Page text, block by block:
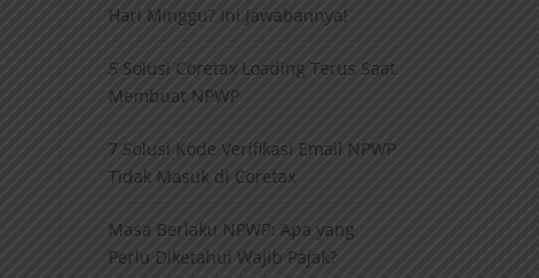
Hari Minggu? Ini Jawabannya!
5 Solusi Coretax Loading Terus Saat
Membuat NPWP
7 Solusi Kode Verifikasi Email NPWP
Tidak Masuk di Coretax
Masa Berlaku NPWP: Apa yang
Perlu Diketahui Wajib Pajak?